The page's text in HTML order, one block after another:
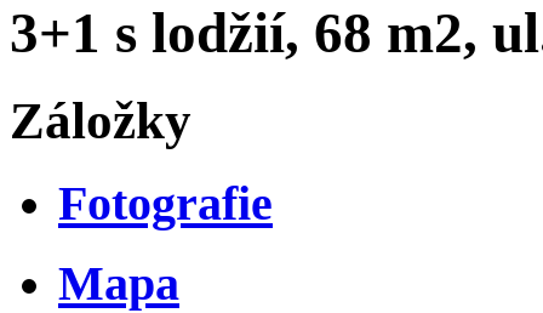
3+1 s lodžií, 68 m2,
Záložky
Fotografie
Mapa